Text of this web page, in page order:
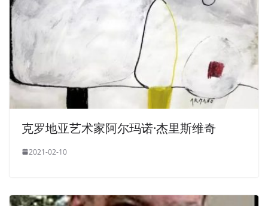
克罗地亚艺术家阿尔玛诺·杰里斯维奇
2021-02-10